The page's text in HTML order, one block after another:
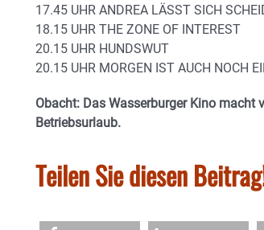
17.45 UHR ANDREA LÄSST SICH
18.15 UHR THE ZONE OF INTEREST
20.15 UHR HUNDSWUT
20.15 UHR MORGEN IST AUCH NOCH
Obacht: Das Wasserburger Kino
Betriebsurlaub.
Teilen Sie diesen